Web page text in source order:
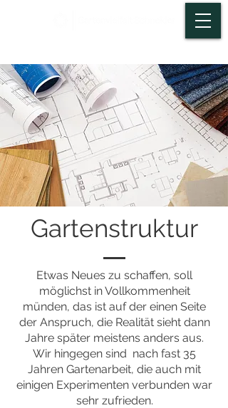
Gartenstruktur
Etwas Neues zu schaffen, soll
möglichst in Vollkommenheit
münden, das ist auf der einen Seite
der Anspruch, die Realität sieht dann
Jahre später meistens anders aus.
Wir hingegen sind nach fast 35
Jahren Gartenarbeit, die auch mit
einigen Experimenten verbunden war
sehr zufrieden.